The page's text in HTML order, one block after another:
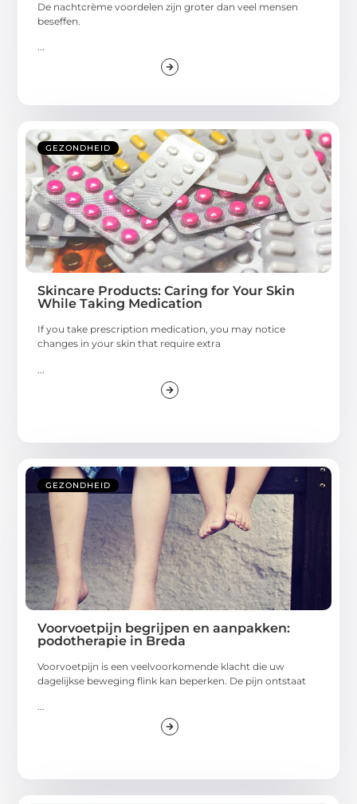
De nachtcrème voordelen zijn groter dan veel mensen
beseffen.
...
GEZONDHEID
Skincare Products: Caring for Your Skin
While Taking Medication
If you take prescription medication, you may notice
changes in your skin that require extra
GEZONDHEID
Voorvoetpijn begrijpen en aanpakken:
podotherapie in Breda
Voorvoetpijn is een veelvoorkomende klacht die uw
dagelijkse beweging flink kan beperken. De pijn ontstaat
...